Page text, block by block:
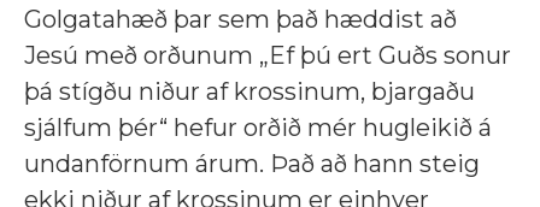
Golgatahæð þar sem það hæddist að
Jesú með orðunum „Ef þú ert Guðs sonur
þá stígðu niður af krossinum, bjargaðu
sjálfum þér“ hefur orðið mér hugleikið á
undanförnum árum. Það að hann steig
ekki niður af krossinum er einhver